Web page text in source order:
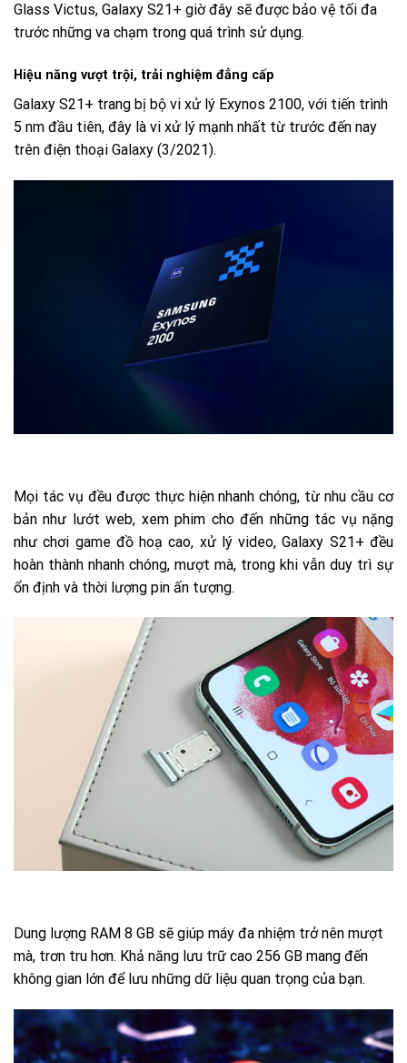
Glass Victus, Galaxy S21+ giờ đây sẽ được bảo vệ tối đa
trước những va chạm trong quá trình sử dụng.
Hiệu năng vượt trội, trải nghiệm đẳng cấp
Galaxy S21+ trang bị bộ vi xử lý Exynos 2100, với tiến trình
5 nm đầu tiên, đây là vi xử lý mạnh nhất từ trước đến nay
trên điện thoại Galaxy (3/2021).
Mọi tác vụ đều được thực hiện nhanh chóng, từ nhu cầu cơ
bản như lướt web, xem phim cho đến những tác vụ nặng
như chơi game đồ hoạ cao, xử lý video, Galaxy S21+ đều
hoàn thành nhanh chóng, mượt mà, trong khi vẫn duy trì sự
ổn định và thời lượng pin ấn tượng.
Dung lượng RAM 8 GB sẽ giúp máy đa nhiệm trở nên mượt
mà, trơn tru hơn. Khả năng lưu trữ cao 256 GB mang đến
không gian lớn để lưu những dữ liệu quan trọng của bạn.